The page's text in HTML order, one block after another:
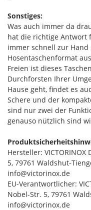
Sonstiges:
Was auch immer da
hat die richtige Antwort
immer schnell zur
Hosentaschenformat
Freien ist dieses
Durchforsten Ihrer
Hause geht, findet es
Schere und der
sind nur zwei der
genauso nützlich sind
Hersteller:
5, 79761 Waldshut-
info@victorinox.de
EU-Verantwortlicher:
Nobel-Str. 5, 79761
info@victorinox.de